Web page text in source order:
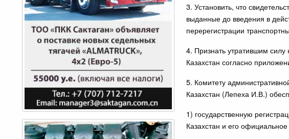
3. Установить, что
выданные до введения в
перерегистрации
4. Признать утратившим
Казахстан согласно
5. Комитету
Казахстан (Лепеха И.В.)
1) государственную
Казахстан и его